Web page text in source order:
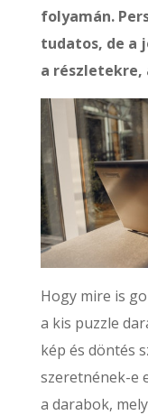
folyamán.
tudatos, de a
a részletekre,
Hogy mire is
a kis puzzle
kép és döntés
szeretnének-e
a darabok,